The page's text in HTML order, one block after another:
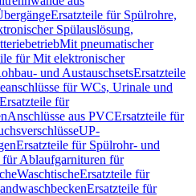
Ersatzteile für Spülrohre,
Spülauslösung,
Mit pneumatischer
für Mit elektronischer
und AustauschsetsErsatzteile
für WCs, Urinale und
Ersatzteile für
Anschlüsse aus PVCErsatzteile für
UP-
Ersatzteile für Spülrohr- und
für Ablaufgarnituren für
WaschtischeErsatzteile für
Ersatzteile für